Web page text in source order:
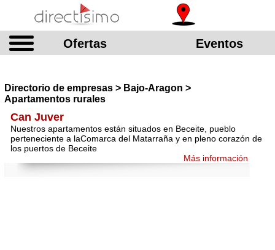
Ofertas Eventos
Directorio de empresas > Bajo-Aragon >
Apartamentos rurales
Can Juver
Nuestros apartamentos están situados en Beceite, pueblo
perteneciente a laComarca del Matarraña y en pleno corazón de
los puertos de Beceite
Más información